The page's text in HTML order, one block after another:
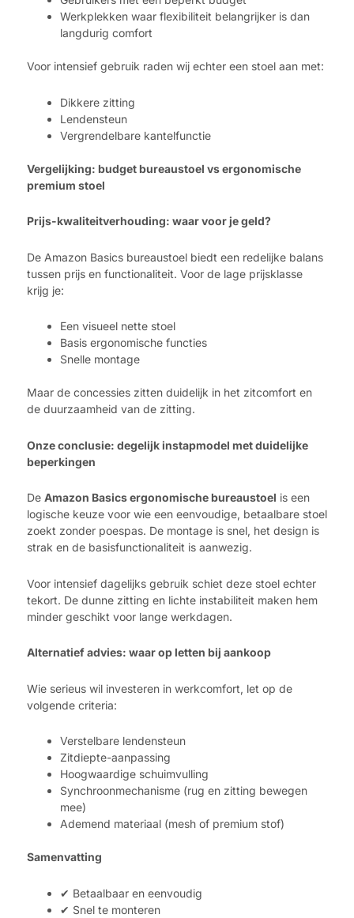
Werkplekken waar flexibiliteit belangrijker is dan
langdurig comfort
Voor intensief gebruik raden wij echter een stoel aan met:
Dikkere zitting
Lendensteun
Vergrendelbare kantelfunctie
Vergelijking: budget bureaustoel vs ergonomische
premium stoel
Prijs-kwaliteitverhouding: waar voor je geld?
De Amazon Basics bureaustoel biedt een redelijke balans
tussen prijs en functionaliteit. Voor de lage prijsklasse
krijg je:
Een visueel nette stoel
Basis ergonomische functies
Snelle montage
Maar de concessies zitten duidelijk in het zitcomfort en
de duurzaamheid van de zitting.
Onze conclusie: degelijk instapmodel met duidelijke
beperkingen
De Amazon Basics ergonomische bureaustoel is een
logische keuze voor wie een eenvoudige, betaalbare stoel
zoekt zonder poespas. De montage is snel, het design is
strak en de basisfunctionaliteit is aanwezig.
Voor intensief dagelijks gebruik schiet deze stoel echter
tekort. De dunne zitting en lichte instabiliteit maken hem
minder geschikt voor lange werkdagen.
Alternatief advies: waar op letten bij aankoop
Wie serieus wil investeren in werkcomfort, let op de
volgende criteria:
Verstelbare lendensteun
Zitdiepte-aanpassing
Hoogwaardige schuimvulling
Synchroonmechanisme (rug en zitting bewegen
mee)
Ademend materiaal (mesh of premium stof)
Samenvatting
✔ Betaalbaar en eenvoudig
✔ Snel te monteren